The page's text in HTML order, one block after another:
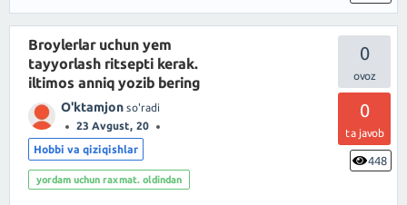
0
0
ta javob
448
Broylerlar uchun yem
tayyorlash ritsepti kerak.
iltimos anniq yozib bering
O'ktamjon so'radi
23 Avgust, 20
Hobbi va qiziqishlar
yordam uchun raxmat. oldindan